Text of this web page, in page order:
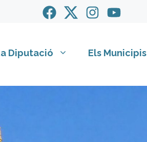
Diputació Els Municipis